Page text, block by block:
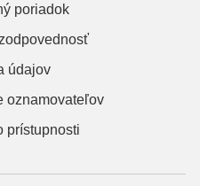
poriadok
údajov
oznamovateľov
prístupnosti